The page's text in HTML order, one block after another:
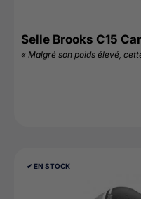
Selle Brooks C15
« Malgré son poids élevé,
✔︎ EN STOCK